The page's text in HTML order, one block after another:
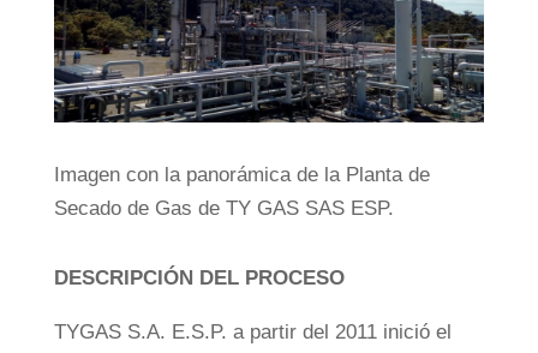
Imagen con la panorámica de la Planta de
Secado de Gas de TY GAS SAS ESP.
DESCRIPCIÓN DEL PROCESO
TYGAS S.A. E.S.P. a partir del 2011 inició el